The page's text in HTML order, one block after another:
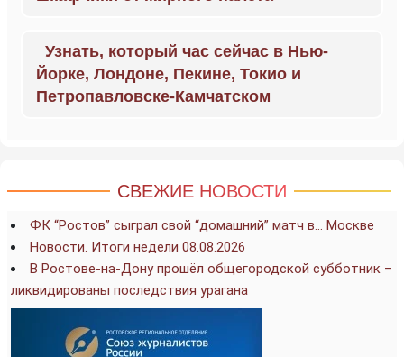
Узнать, который час сейчас в Нью-
Йорке, Лондоне, Пекине, Токио и
Петропавловске-Камчатском
СВЕЖИЕ НОВОСТИ
ФК “Ростов” сыграл свой “домашний” матч в… Москве
Новости. Итоги недели 08.08.2026
В Ростове-на-Дону прошёл общегородской субботник –
ликвидированы последствия урагана